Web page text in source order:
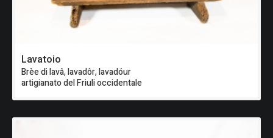
Lavatoio
Brèe di lavâ, lavadôr, lavadóur
artigianato del Friuli occidentale